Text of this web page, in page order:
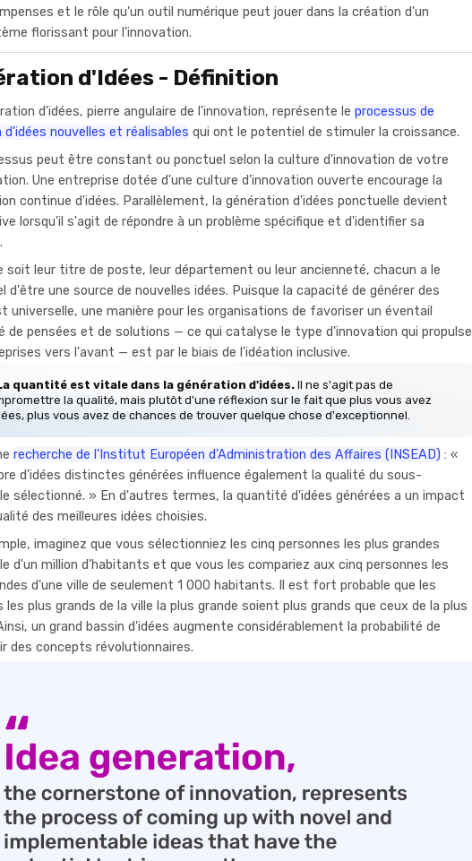
et le rôle qu'un outil numérique peut jouer dans la création d'un
florissant pour l'innovation.
d'Idées - Définition
d'idées, pierre angulaire de l'innovation, représente le processus de
d'idées nouvelles et réalisables qui ont le potentiel de stimuler la croissance.
peut être constant ou ponctuel selon la culture d'innovation de votre
Une entreprise dotée d'une culture d'innovation ouverte encourage la
continue d'idées. Parallèlement, la génération d'idées ponctuelle devient
lorsqu'il s'agit de répondre à un problème spécifique et d'identifier sa
soit leur titre de poste, leur département ou leur ancienneté, chacun a le
d'être une source de nouvelles idées. Puisque la capacité de générer des
universelle, une manière pour les organisations de favoriser un éventail
de pensées et de solutions — ce qui catalyse le type d'innovation qui propulse
vers l'avant — est par le biais de l'idéation inclusive.
quantité est vitale dans la génération d'idées. Il ne s'agit pas de
la qualité, mais plutôt d'une réflexion sur le fait que plus vous avez
plus vous avez de chances de trouver quelque chose d'exceptionnel.
recherche de l'Institut Européen d'Administration des Affaires (INSEAD) : «
d'idées distinctes générées influence également la qualité du sous-
sélectionné. » En d'autres termes, la quantité d'idées générées a un impact
des meilleures idées choisies.
imaginez que vous sélectionniez les cinq personnes les plus grandes
d'un million d'habitants et que vous les compariez aux cinq personnes les
d'une ville de seulement 1 000 habitants. Il est fort probable que les
les plus grands de la ville la plus grande soient plus grands que ceux de la plus
un grand bassin d'idées augmente considérablement la probabilité de
des concepts révolutionnaires.